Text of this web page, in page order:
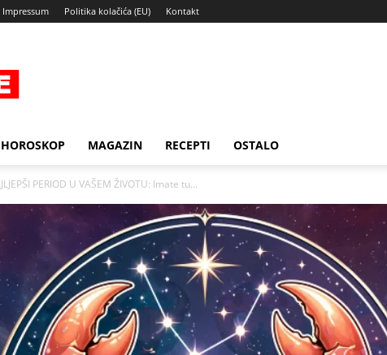
Impressum Politika kolačića (EU) Kontakt
HOROSKOP MAGAZIN RECEPTI OSTALO
PERIOD U VAŠEM ŽIVOTU: Imate tu...